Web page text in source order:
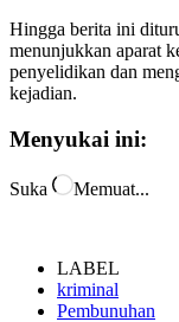
Hingga berita ini
menunjukkan aparat
penyelidikan dan
kejadian.
Menyukai ini:
Suka Memuat...
LABEL
kriminal
Pembunuhan